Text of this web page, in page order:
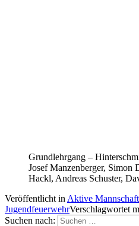
Grundlehrgang –
Josef Manzenberger, Simon
Hackl, Andreas Schuster,
Veröffentlicht in Aktive Mannschaft
JugendfeuerwehrVerschlagwortet
Suchen nach: